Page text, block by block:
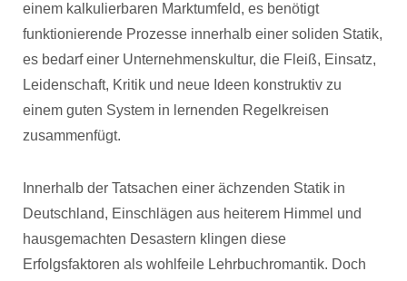
einem kalkulierbaren Marktumfeld, es benötigt
funktionierende Prozesse innerhalb einer soliden Statik,
es bedarf einer Unternehmenskultur, die Fleiß, Einsatz,
Leidenschaft, Kritik und neue Ideen konstruktiv zu
einem guten System in lernenden Regelkreisen
zusammenfügt.
Innerhalb der Tatsachen einer ächzenden Statik in
Deutschland, Einschlägen aus heiterem Himmel und
hausgemachten Desastern klingen diese
Erfolgsfaktoren als wohlfeile Lehrbuchromantik. Doch